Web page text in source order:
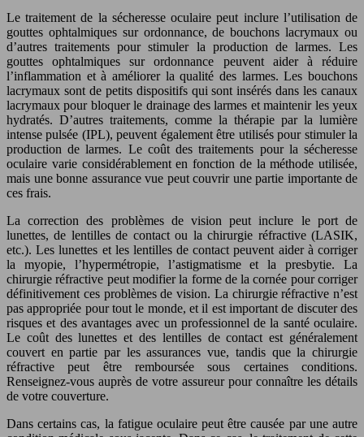
Le traitement de la sécheresse oculaire peut inclure l’utilisation de
gouttes ophtalmiques sur ordonnance, de bouchons lacrymaux ou
d’autres traitements pour stimuler la production de larmes. Les
gouttes ophtalmiques sur ordonnance peuvent aider à réduire
l’inflammation et à améliorer la qualité des larmes. Les bouchons
lacrymaux sont de petits dispositifs qui sont insérés dans les canaux
lacrymaux pour bloquer le drainage des larmes et maintenir les yeux
hydratés. D’autres traitements, comme la thérapie par la lumière
intense pulsée (IPL), peuvent également être utilisés pour stimuler la
production de larmes. Le coût des traitements pour la sécheresse
oculaire varie considérablement en fonction de la méthode utilisée,
mais une bonne assurance vue peut couvrir une partie importante de
ces frais.
La correction des problèmes de vision peut inclure le port de
lunettes, de lentilles de contact ou la chirurgie réfractive (LASIK,
etc.). Les lunettes et les lentilles de contact peuvent aider à corriger
la myopie, l’hypermétropie, l’astigmatisme et la presbytie. La
chirurgie réfractive peut modifier la forme de la cornée pour corriger
définitivement ces problèmes de vision. La chirurgie réfractive n’est
pas appropriée pour tout le monde, et il est important de discuter des
risques et des avantages avec un professionnel de la santé oculaire.
Le coût des lunettes et des lentilles de contact est généralement
couvert en partie par les assurances vue, tandis que la chirurgie
réfractive peut être remboursée sous certaines conditions.
Renseignez-vous auprès de votre assureur pour connaître les détails
de votre couverture.
Dans certains cas, la fatigue oculaire peut être causée par une autre